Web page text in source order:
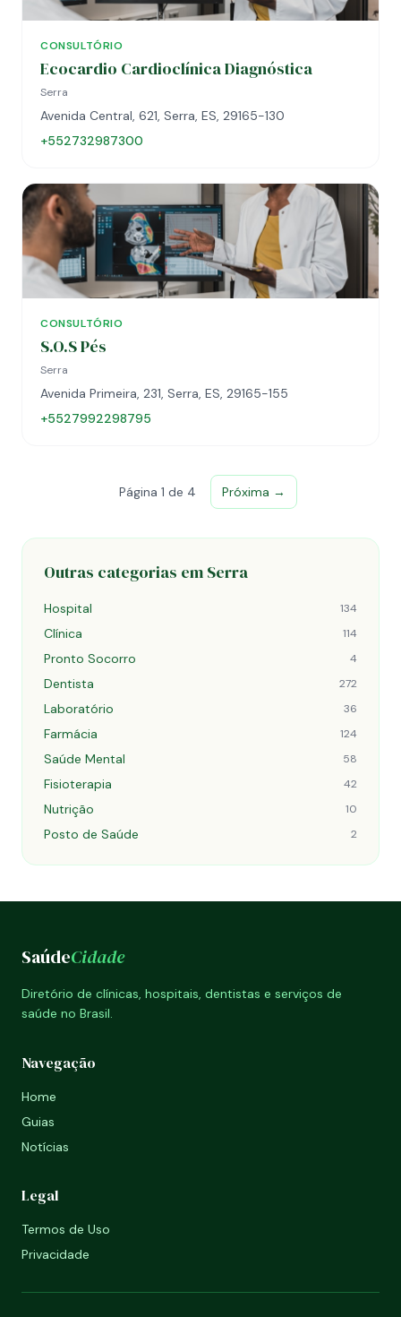
CONSULTÓRIO
Ecocardio Cardioclínica Diagnóstica
Serra
Avenida Central, 621, Serra, ES, 29165-130
+552732987300
CONSULTÓRIO
S.O.S Pés
Serra
Avenida Primeira, 231, Serra, ES, 29165-155
+5527992298795
Página 1 de 4 Próxima →
Outras categorias em Serra
Hospital 134
Clínica 114
Pronto Socorro 4
Dentista 272
Laboratório 36
Farmácia 124
Saúde Mental 58
Fisioterapia 42
Nutrição 10
Posto de Saúde 2
SaúdeCidade
Diretório de clínicas, hospitais, dentistas e serviços de
saúde no Brasil.
Navegação
Home
Guias
Notícias
Legal
Termos de Uso
Privacidade